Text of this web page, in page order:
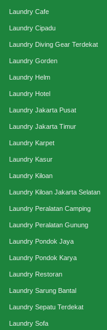
Laundry Cafe
Laundry Cipadu
Laundry Diving Gear Terdekat
Laundry Gorden
Laundry Helm
Laundry Hotel
Laundry Jakarta Pusat
Laundry Jakarta Timur
Laundry Karpet
Laundry Kasur
Laundry Kiloan
Laundry Kiloan Jakarta Selatan
Laundry Peralatan Camping
Laundry Peralatan Gunung
Laundry Pondok Jaya
Laundry Pondok Karya
Laundry Restoran
Laundry Sarung Bantal
Laundry Sepatu Terdekat
Laundry Sofa